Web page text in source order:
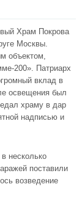
Храм Покрова
Москвы.
объектом,
200». Патриарх
вклад в
освещения был
храму в дар
надписью и
несколько
поставили
возведение